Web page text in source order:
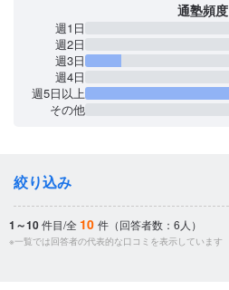
通塾頻度
週1日
週2日
週3日
週4日
週5日以上
その他
絞り込み
1～10件目/全 10 件（回答者数：6人）
※一覧では回答者の代表的な口コミを表示しています